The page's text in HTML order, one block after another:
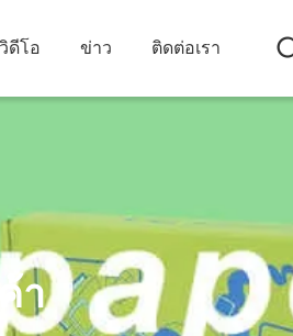
วิดีโอ ข่าว ติดต่อเรา
า